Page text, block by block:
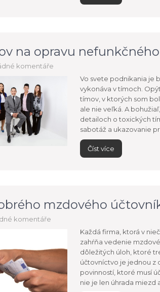
na opravu
komentáře
Vo svete podnikania je
vykonáva v tímoch.
tímov, v ktorých som
ale nie veľká. A
detailoch o toxických
sabotáž a ukazovanie
Číst více
mzdového
komentáře
Každá firma, ktorá v
zahŕňa vedenie
dôležitých úloh, ktoré
účtovníctvo je jednou z
povinností, ktoré musí
nie je len úhrada miezd